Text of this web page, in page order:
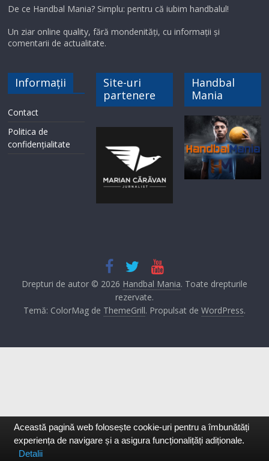
De ce Handbal Mania? Simplu: pentru că iubim handbalul!
Un ziar online quality, fără mondenități, cu informații și
comentarii de actualitate.
Informații
Contact
Politica de
confidențialitate
Site-uri
partenere
Handbal
Mania
Drepturi de autor © 2026 Handbal Mania. Toate drepturile
rezervate.
Temă: ColorMag de ThemeGrill. Propulsat de WordPress.
Această pagină web folosește cookie-uri pentru a îmbunătăți
experiența de navigare și a asigura funcționalițăți adiționale.
Detalii